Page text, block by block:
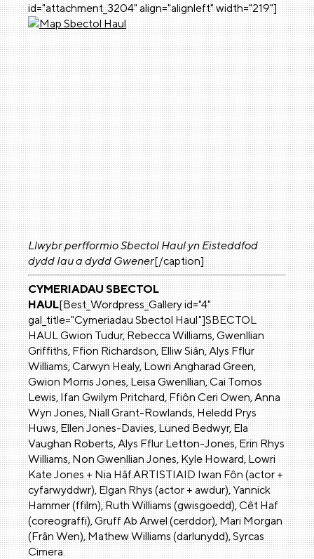
id="attachment_3204" align="alignleft" width="219"]
Llwybr perfformio Sbectol Haul yn Eisteddfod
dydd Iau a dydd Gwener[/caption]
CYMERIADAU SBECTOL
HAUL[Best_Wordpress_Gallery id="4"
gal_title="Cymeriadau Sbectol Haul"]SBECTOL
HAUL Gwion Tudur, Rebecca Williams, Gwenllian
Griffiths, Ffion Richardson, Elliw Siân, Alys Fflur
Williams, Carwyn Healy, Lowri Angharad Green,
Gwion Morris Jones, Leisa Gwenllian, Cai Tomos
Lewis, Ifan Gwilym Pritchard, Ffiôn Ceri Owen, Anna
Wyn Jones, Niall Grant-Rowlands, Heledd Prys
Huws, Ellen Jones-Davies, Luned Bedwyr, Ela
Vaughan Roberts, Alys Fflur Letton-Jones, Erin Rhys
Williams, Non Gwenllian Jones, Kyle Howard, Lowri
Kate Jones + Nia Hâf.ARTISTIAID Iwan Fôn (actor +
cyfarwyddwr), Elgan Rhys (actor + awdur), Yannick
Hammer (ffilm), Ruth Williams (gwisgoedd), Cêt Haf
(coreograffi), Gruff Ab Arwel (cerddor), Mari Morgan
(Frân Wen), Mathew Williams (darlunydd), Syrcas
Cimera.